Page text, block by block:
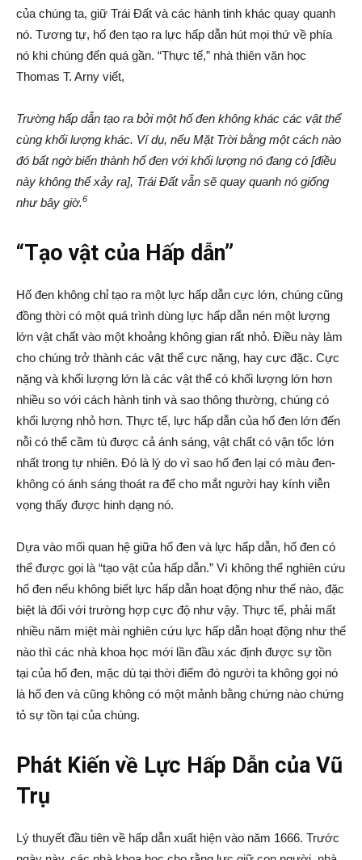
của chúng ta, giữ Trái Đất và các hành tinh khác quay quanh
nó. Tương tự, hố đen tạo ra lực hấp dẫn hút mọi thứ về phía
nó khi chúng đến quá gần. “Thực tế,” nhà thiên văn học
Thomas T. Arny viết,
Trường hấp dẫn tạo ra bởi một hố đen không khác các vật thể
cùng khối lượng khác. Ví dụ, nếu Mặt Trời bằng một cách nào
đó bất ngờ biến thành hố đen với khối lượng nó đang có [điều
này không thể xảy ra], Trái Đất vẫn sẽ quay quanh nó giống
như bây giờ.6
“Tạo vật của Hấp dẫn”
Hố đen không chỉ tạo ra một lực hấp dẫn cực lớn, chúng cũng
đồng thời có một quá trình dùng lực hấp dẫn nén một lượng
lớn vật chất vào một khoảng không gian rất nhỏ. Điều này làm
cho chúng trở thành các vật thể cực nặng, hay cực đặc. Cực
nặng và khối lượng lớn là các vật thể có khối lượng lớn hơn
nhiều so với cách hành tinh và sao thông thường, chúng có
khổi lượng nhỏ hơn. Thực tế, lực hấp dẫn của hố đen lớn đến
nỗi có thể cầm tù được cả ánh sáng, vật chất có vận tốc lớn
nhất trong tự nhiên. Đó là lý do vì sao hố đen lại có màu đen-
không có ánh sáng thoát ra để cho mắt người hay kính viễn
vọng thấy được hinh dạng nó.
Dựa vào mối quan hệ giữa hố đen và lực hấp dẫn, hố đen có
thể được gọi là “tạo vật của hấp dẫn.” Vì không thể nghiên cứu
hố đen nếu không biết lực hấp dẫn hoạt động như thế nào, đặc
biệt là đối với trường hợp cực độ như vậy. Thực tế, phải mất
nhiều năm miệt mài nghiên cứu lực hấp dẫn hoạt động như thế
nào thì các nhà khoa học mới lần đầu xác định được sự tồn
tại của hố đen, mặc dù tại thời điểm đó người ta không gọi nó
là hố đen và cũng không có một mảnh bằng chứng nào chứng
tỏ sự tồn tại của chúng.
Phát Kiến về Lực Hấp Dẫn của Vũ
Trụ
Lý thuyết đầu tiên về hấp dẫn xuất hiện vào năm 1666. Trước